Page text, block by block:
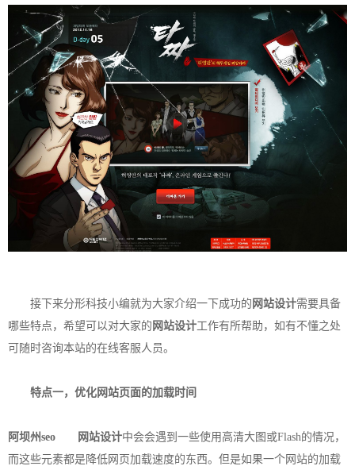
接下来分形科技小编就为大家介绍一下成功的 网站设计需要具备
哪些特点，希望可以对大家的 网站设计工作有所帮助，如有不懂之处
可随时咨询本站的在线客服人员。
特点一，优化网站页面的加载时间
阿坝州seo 网站设计中会会遇到一些使用高清大图或Flash的情况，
而这些元素都是降低网页加载速度的东西。但是如果一个网站的加载